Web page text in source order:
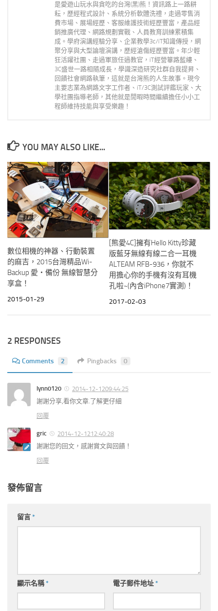
是愛遊山玩水與貪吃的台灣(黑)熊！資訊路上一路耕
耘，歷經程式設計、系統分析軟體洗禮，走過零售消
費市場、展場經歷、客服維護技術經歷豐富，產品經
銷推廣代理、網路規劃實戰、人員教育訓練累積集
成。學府演講經驗分享、企業教學3c/iT知識傳授，網
聚分享與大型論壇演講，歷經滄傷經歷豐富。年少輕
狂活躍社團、走過軍旅任過教官，iT經營篳路藍縷、
3C盛世一路相隨成長，學識深造研究社群自我提昇、
回饋社會網路執筆，這就是台灣熊的人生故事。現今
主要志業為網路文字工作者、iT/3C測試評鑑玩家、大
學社團指導老師，其他就是閒暇時間繼續擔任小小工
程師維持技能與享受樂趣！
YOU MAY ALSO LIKE...
數位相機的神器、行動裝置
的麻吉，2015台灣精品Wi-
Backup 愛‧備份 無線智慧分
享盒！
2015-01-29
[熊愛4C]擁有Hello Kitty珍藏
版藍牙無線有線二合一耳機
ALTEAM RFB-936，你就不
用擔心你的手機有沒有耳機
孔啦~(內含iPhone7實測)！
2017-02-03
2 RESPONSES
Comments 2 Pingbacks 0
lynn0120
2014-12-1209:44:25
謝謝分享,看你文章.了解更仔細
回覆
gric
2014-12-1212:40:28
謝謝您的回文，感謝賞文與回饋！
回覆
發佈留言
留言*
顯示名稱* 電子郵件地址*